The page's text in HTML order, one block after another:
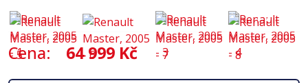
17
Cena: 64 999 Kč